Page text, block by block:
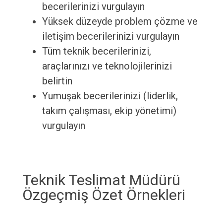
becerilerinizi vurgulayın
Yüksek düzeyde problem çözme ve
iletişim becerilerinizi vurgulayın
Tüm teknik becerilerinizi,
araçlarınızı ve teknolojilerinizi
belirtin
Yumuşak becerilerinizi (liderlik,
takım çalışması, ekip yönetimi)
vurgulayın
Teknik Teslimat Müdürü
Özgeçmiş Özet Örnekleri